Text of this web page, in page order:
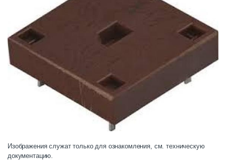
Изображения служат только для ознакомления, см. техническую
документацию.